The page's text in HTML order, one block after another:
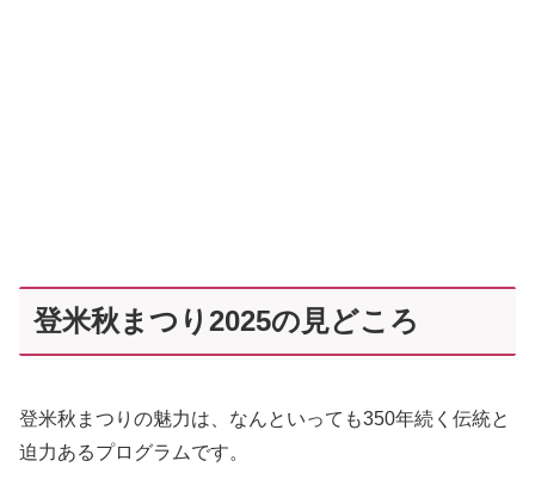
登米秋まつり2025の見どころ
登米秋まつりの魅力は、なんといっても350年続く伝統と
迫力あるプログラムです。